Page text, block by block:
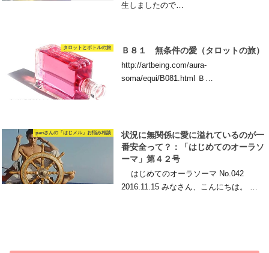
生しましたので…
タロットとボトルの旅 Ｂ８１ 無条件の愛（タロットの旅）
http://artbeing.com/aura-
soma/equi/B081.html Ｂ…
pariさんの「はじメル」お悩み相談
状況に無関係に愛に溢れているのが一
番安全って？：「はじめてのオーラソ
ーマ」第４２号
はじめてのオーラソーマ No.042
2016.11.15 みなさん、こんにちは。 …